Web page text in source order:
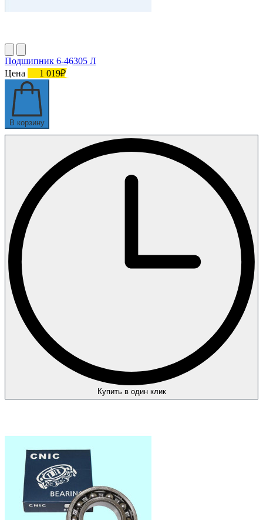
Подшипник 6-46305 Л
Цена
1 019₽
В корзину
Купить в один клик